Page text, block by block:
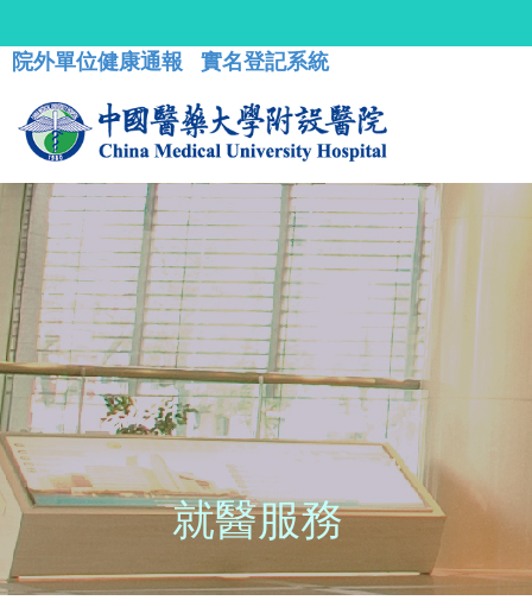
院外單位健康通報 實名登記系統
就醫服務